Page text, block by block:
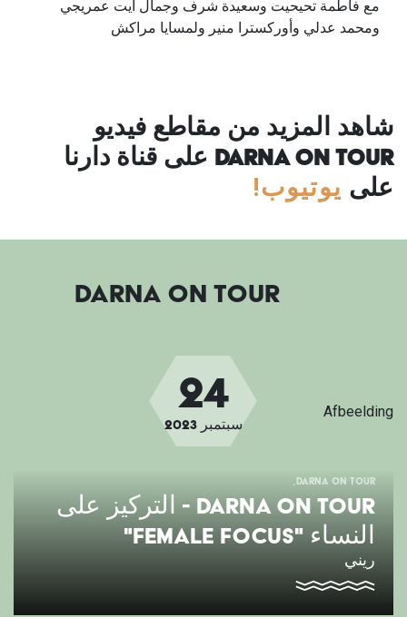
مع فاطمة تحيحيت وسعيدة شرف وجمال آيت عمريجي
ومحمد عدلي وأوركسترا منير ولمسايا مراكش
شاهد المزيد من مقاطع فيديو
DARNA ON TOUR على قناة دارنا
على يوتيوب!
DARNA ON TOUR
24
سبتمبر 2023
DARNA ON TOUR
DARNA ON TOUR - التركيز على
النساء "FEMALE FOCUS"
ريني
Afbeelding